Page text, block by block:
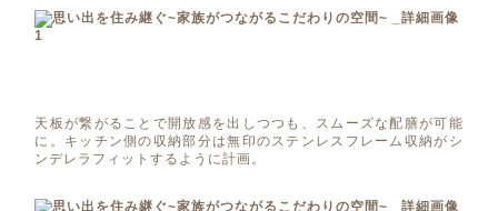
天板が繋がることで開放感を出しつつも、スムーズな配膳が可能
に。キッチン側の収納部分は無印のステンレスフレーム収納がシ
ンデレラフィットするように計画。